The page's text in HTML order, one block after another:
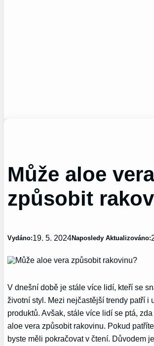
Může aloe
způsobit
Vydáno:19. 5. 2024Naposledy Aktualizováno:
V dnešní době je stále více lidí, kteří se
životní styl. Mezi nejčastější trendy patří i
produktů. Avšak, stále více lidí se ptá,
aloe vera způsobit rakovinu. Pokud
byste měli pokračovat v čtení. Důvodem